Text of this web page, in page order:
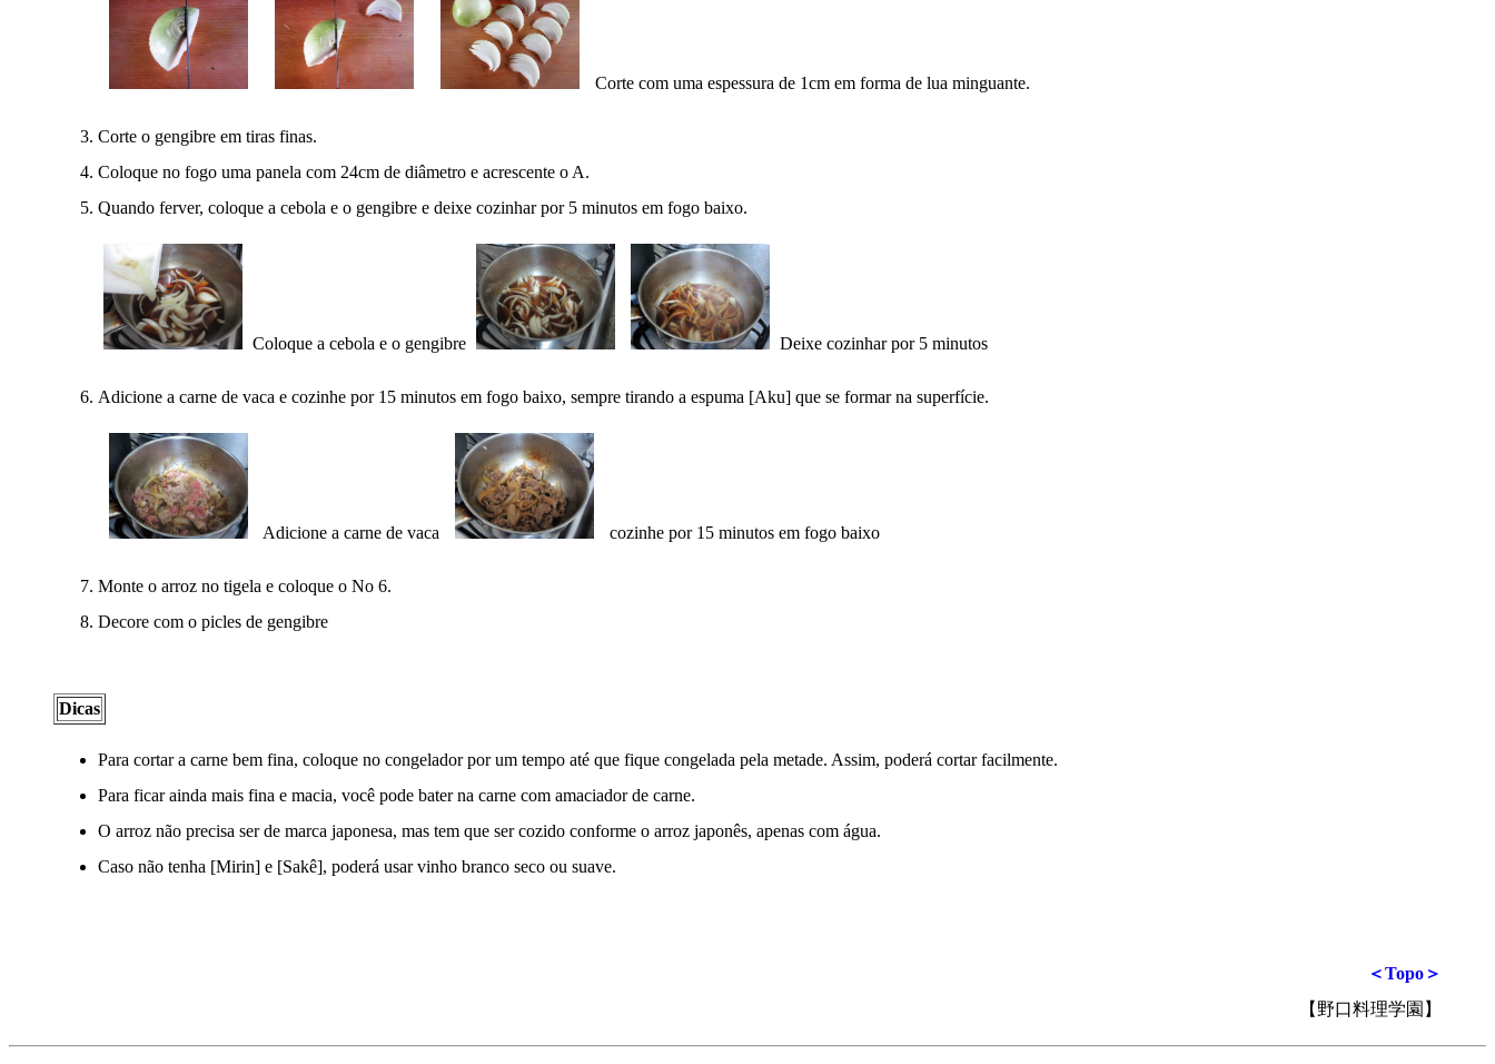
Corte com uma espessura de 1cm em forma de lua minguante.
Corte o gengibre em tiras finas.
Coloque no fogo uma panela com 24cm de diâmetro e acrescente o A.
Quando ferver, coloque a cebola e o gengibre e deixe cozinhar por 5 minutos em fogo baixo.
Coloque a cebola e o gengibre Deixe cozinhar por 5 minutos
Adicione a carne de vaca e cozinhe por 15 minutos em fogo baixo, sempre tirando a espuma [Aku] que se formar na superfície.
Adicione a carne de vaca cozinhe por 15 minutos em fogo baixo
Monte o arroz no tigela e coloque o No 6.
Decore com o picles de gengibre
Dicas
Para cortar a carne bem fina, coloque no congelador por um tempo até que fique congelada pela metade. Assim, poderá cortar facilmente.
Para ficar ainda mais fina e macia, você pode bater na carne com amaciador de carne.
O arroz não precisa ser de marca japonesa, mas tem que ser cozido conforme o arroz japonês, apenas com água.
Caso não tenha [Mirin] e [Sakê], poderá usar vinho branco seco ou suave.
＜Topo＞
【野口料理学園】